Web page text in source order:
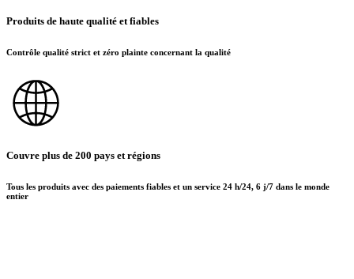
Produits de haute qualité et fiables
Contrôle qualité strict et zéro plainte concernant la qualité
Couvre plus de 200 pays et régions
Tous les produits avec des paiements fiables et un service 24 h/24, 6 j/7 dans le monde
entier